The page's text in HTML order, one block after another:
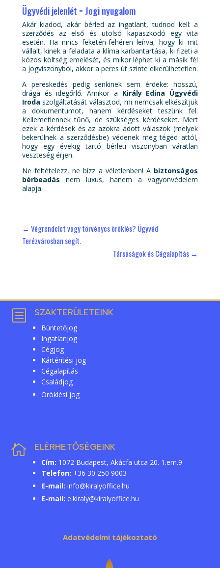
Ügyvédi jelenlét = Jogi nyugalom
Akár kiadod, akár bérled az ingatlant, tudnod kell: a
szerződés az első és utolsó kapaszkodó egy vita
esetén. Ha nincs feketén-fehéren leírva, hogy ki mit
vállalt, kinek a feladata a klíma karbantartása, ki fizeti a
közös költség emelését, és mikor léphet ki a másik fél
a jogviszonyból, akkor a peres út szinte elkerülhetetlen.
A pereskedés pedig senkinek sem érdeke: hosszú,
drága és idegőrlő. Amikor a Király Edina Ügyvédi
Iroda szolgáltatását választod, mi nemcsak elkészítjük
a dokumentumot, hanem kérdéseket teszünk fel.
Kellemetlennek tűnő, de szükséges kérdéseket. Mert
ezek a kérdések és az azokra adott válaszok (melyek
bekerülnek a szerződésbe) védenek meg téged attól,
hogy egy évekig tartó bérleti viszonyban váratlan
veszteség érjen.
Ne feltételezz, ne bízz a véletlenben! A biztonságos
bérbeadás nem luxus, hanem a vagyonvédelem
alapja.
← Végrendelet vagy törvényes öröklés? Ügyvéd
Terézvárosban segít.
Társaságok és Cégalapítás →
b SZAKTERÜLETEINK
Büntetőjog
Ingatlanjog
Cégjog
Kártérítési jog
Cégalapítás
Családjog
Öröklési jog
 ELÉRHETŐSÉGEINK
Cím: 1072 Budapest, Akácfa utca 20. 1.em.9.
Telefon: +36 30 250 9003
E-mail: info@kiralyoffice.hu
E-mail: e.kiraly@kiralyoffice.hu
Adatvédelmi tájékoztató